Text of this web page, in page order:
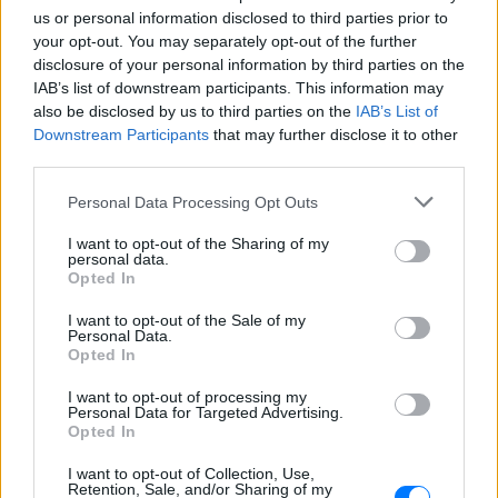
us or personal information disclosed to third parties prior to
your opt-out. You may separately opt-out of the further
disclosure of your personal information by third parties on the
IAB’s list of downstream participants. This information may
also be disclosed by us to third parties on the IAB’s List of
Downstream Participants that may further disclose it to other
Personal Data Processing Opt Outs
I want to opt-out of the Sharing of my
personal data.
Opted In
I want to opt-out of the Sale of my
Personal Data.
Opted In
I want to opt-out of processing my
Personal Data for Targeted Advertising.
Opted In
I want to opt-out of Collection, Use,
Retention, Sale, and/or Sharing of my
Από τον εστιάτορα Τζέρεμι Κινγκ ως την
αλυσίδα Wetherspoons και τον όμιλο ATG
Theatres, ολοένα περισσότεροι χώροι
εστίασης και ψυχαγωγίας κλείνουν την
πόρτα στα Ray-Ban Meta glasses.
Ο εκλεκτός του Τραμπ: Το κρυφό σχέδιο
Ο Ντόναλντ Τραμπ φέρεται να έδωσε ιδιωτικά το πιο
ξεκάθαρο μέχρι σήμερα σήμα υπέρ του αντιπροέδρου ως
διαδόχου του στο Ρεπουμπλικανικό Κόμμα, ενώ παράλληλα
ΣΉΜΕΡΑ
EasyJet ‑ Στην αμερικανική